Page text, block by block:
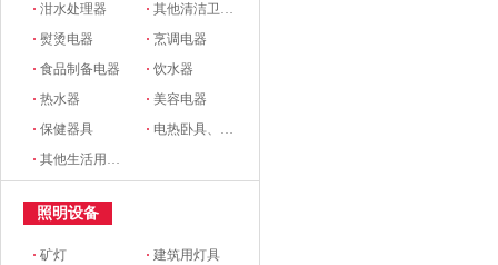
·泔水处理器 ·其他清洁卫生电器
·熨烫电器 ·烹调电器
·食品制备电器 ·饮水器
·热水器 ·美容电器
·保健器具 · 电热卧具、服装
·其他生活用电器
照明设备
·矿灯 ·建筑用灯具